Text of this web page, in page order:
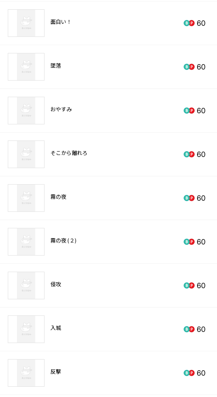
面白い！ 60
墜落 60
おやすみ 60
そこから離れろ 60
霧の夜 60
霧の夜 (２) 60
侵攻 60
入城 60
反撃 60